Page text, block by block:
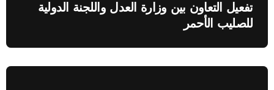
تفعيل التعاون بين وزارة العدل واللجنة الدولية
للصليب الأحمر